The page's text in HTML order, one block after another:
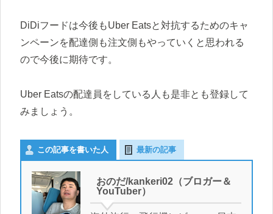
DiDiフードは今後もUber Eatsと対抗するためのキャ
ンペーンを配達側も注文側もやっていくと思われる
ので今後に期待です。
Uber Eatsの配達員をしている人も是非とも登録して
みましょう。
この記事を書いた人 最新の記事
おのだ/kankeri02（ブロガー＆
YouTuber）